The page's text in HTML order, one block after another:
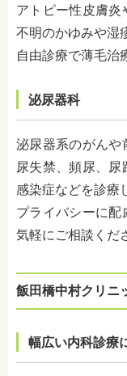
アトピー性皮膚炎
不明のかゆみや湿
自由診療で薄毛治
泌尿器科
泌尿器系のがんや
尿失禁、頻尿、尿
感染症などを診療
プライバシーに配
気軽にご相談くだ
飯田橋中村クリニ
幅広い内科診療